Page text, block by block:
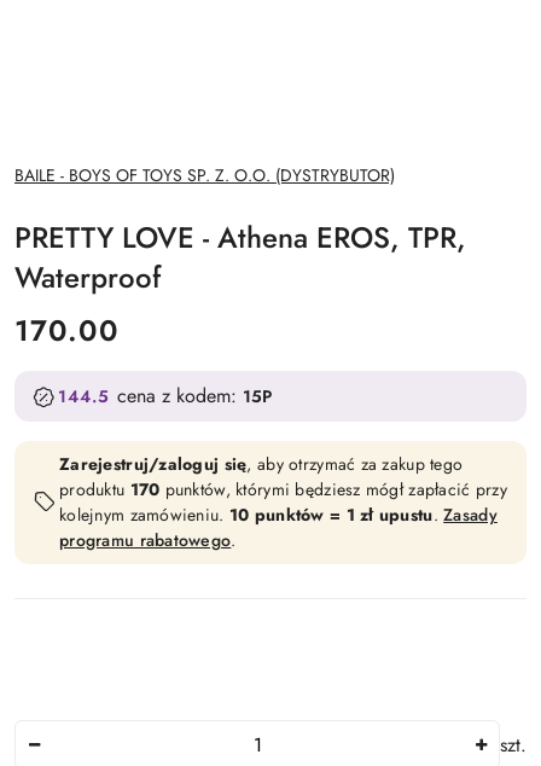
NAZWA
PRODUCENTA:
BAILE - BOYS OF TOYS SP. Z. O.O. (DYSTRYBUTOR)
PRETTY LOVE - Athena EROS, TPR,
Waterproof
cena:
170.00
144.5 cena z kodem: 15P
Zarejestruj/zaloguj się, aby otrzymać za zakup tego
produktu 170 punktów, którymi będziesz mógł zapłacić przy
kolejnym zamówieniu. 10 punktów = 1 zł upustu.Zasady
programu rabatowego.
szt.